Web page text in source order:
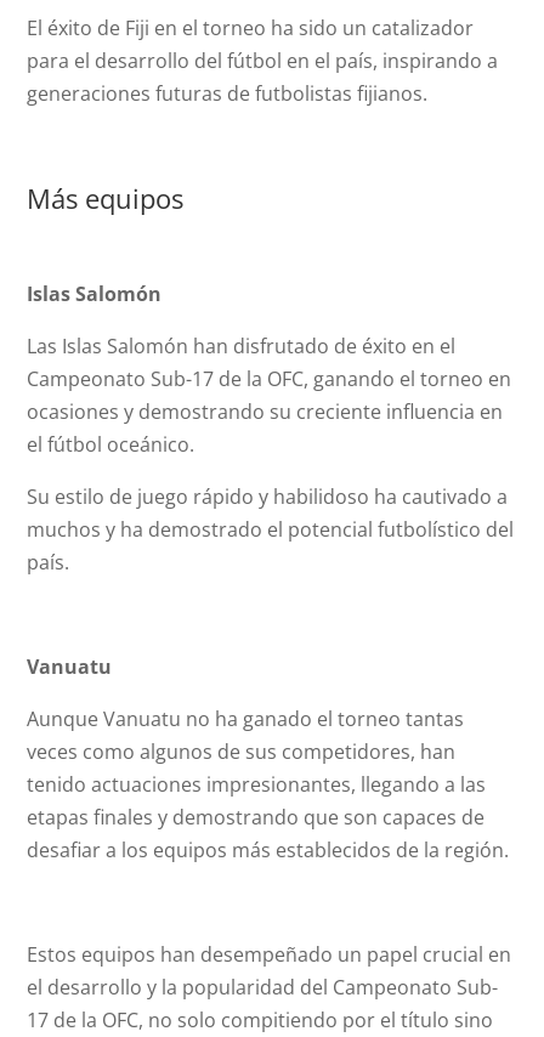
El éxito de Fiji en el torneo ha sido un catalizador
para el desarrollo del fútbol en el país, inspirando a
generaciones futuras de futbolistas fijianos.
Más equipos
Islas Salomón
Las Islas Salomón han disfrutado de éxito en el
Campeonato Sub-17 de la OFC, ganando el torneo en
ocasiones y demostrando su creciente influencia en
el fútbol oceánico.
Su estilo de juego rápido y habilidoso ha cautivado a
muchos y ha demostrado el potencial futbolístico del
país.
Vanuatu
Aunque Vanuatu no ha ganado el torneo tantas
veces como algunos de sus competidores, han
tenido actuaciones impresionantes, llegando a las
etapas finales y demostrando que son capaces de
desafiar a los equipos más establecidos de la región.
Estos equipos han desempeñado un papel crucial en
el desarrollo y la popularidad del Campeonato Sub-
17 de la OFC, no solo compitiendo por el título sino